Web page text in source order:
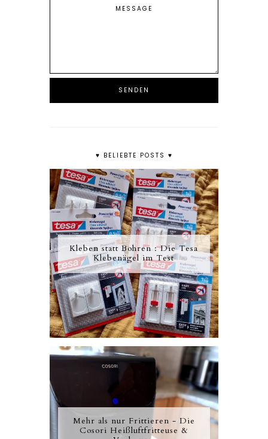
♥ BELIEBTE POSTS ♥
Kleben statt Bohren : Die Tesa
Klebenägel im Test
Mehr als nur Frittieren - Die
Cosori Heißluftfritteuse &